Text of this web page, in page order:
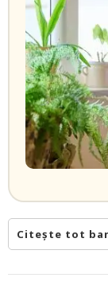
Citește tot